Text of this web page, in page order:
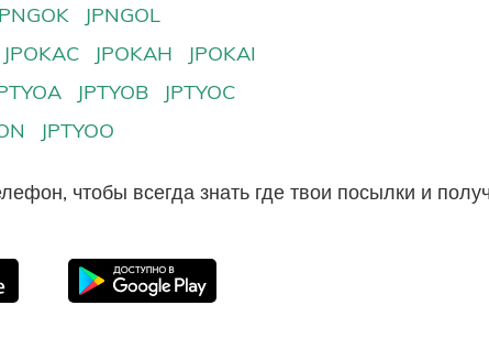
JPNGOL
JPOKAC JPOKAH
JPOKAI
JPTYOB
JPTYOC
JPTYOO
чтобы всегда знать где твои посылки и